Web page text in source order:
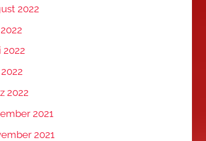
2022
2022
2022
2021
2021